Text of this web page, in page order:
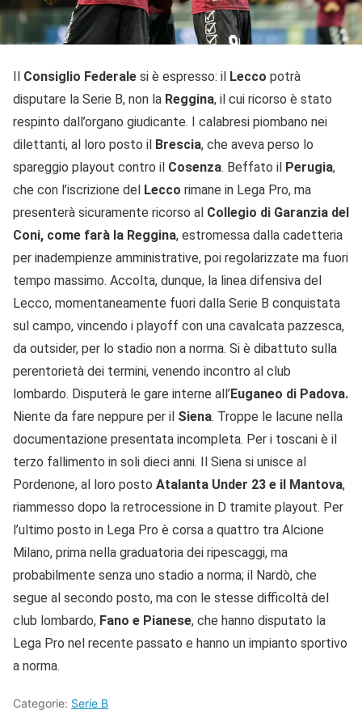
Il Consiglio Federale si è espresso: il Lecco potrà
disputare la Serie B, non la Reggina, il cui ricorso è stato
respinto dall’organo giudicante. I calabresi piombano nei
dilettanti, al loro posto il Brescia, che aveva perso lo
spareggio playout contro il Cosenza. Beffato il Perugia,
che con l’iscrizione del Lecco rimane in Lega Pro, ma
presenterà sicuramente ricorso al Collegio di Garanzia del
Coni, come farà la Reggina, estromessa dalla cadetteria
per inadempienze amministrative, poi regolarizzate ma fuori
tempo massimo. Accolta, dunque, la linea difensiva del
Lecco, momentaneamente fuori dalla Serie B conquistata
sul campo, vincendo i playoff con una cavalcata pazzesca,
da outsider, per lo stadio non a norma. Si è dibattuto sulla
perentorietà dei termini, venendo incontro al club
lombardo. Disputerà le gare interne all’Euganeo di Padova.
Niente da fare neppure per il Siena. Troppe le lacune nella
documentazione presentata incompleta. Per i toscani è il
terzo fallimento in soli dieci anni. Il Siena si unisce al
Pordenone, al loro posto Atalanta Under 23 e il Mantova,
riammesso dopo la retrocessione in D tramite playout. Per
l’ultimo posto in Lega Pro è corsa a quattro tra Alcione
Milano, prima nella graduatoria dei ripescaggi, ma
probabilmente senza uno stadio a norma; il Nardò, che
segue al secondo posto, ma con le stesse difficoltà del
club lombardo, Fano e Pianese, che hanno disputato la
Lega Pro nel recente passato e hanno un impianto sportivo
a norma.
Categorie: Serie B